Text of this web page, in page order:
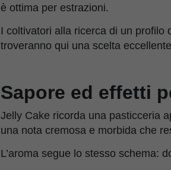
è ottima per estrazioni.
I coltivatori alla ricerca di un profilo
troveranno qui una scelta
Sapore ed effetti
Jelly Cake ricorda una pasticceria
una nota cremosa e morbida che
L’aroma segue lo stesso schema: